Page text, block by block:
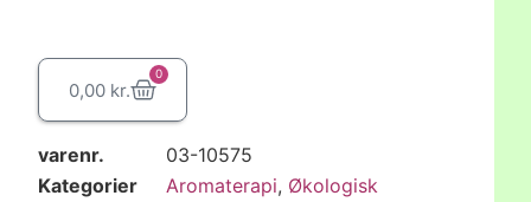
0,00 kr.
0
varenr.
03-10575
Kategorier
Aromaterapi, Økologisk